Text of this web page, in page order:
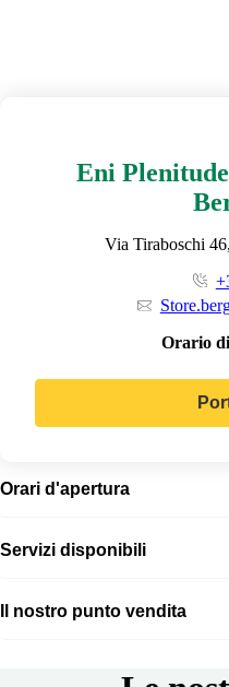
Eni
Via Tiraboschi
Orario
Orari d'apertura
Servizi disponibili
Il nostro punto vendita